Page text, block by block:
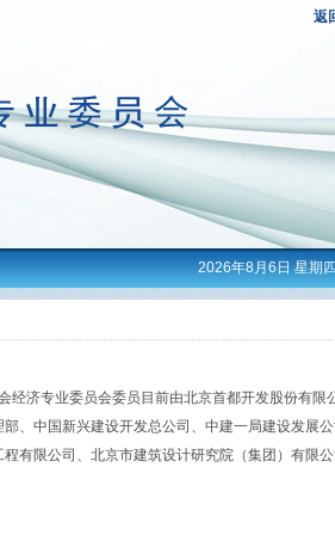
返
2026年8月6日 星期
济专业委员会委员目前由北京首都开发股份有限
、中国新兴建设开发总公司、中建一局建设发展
有限公司、北京市建筑设计研究院（集团）有限公